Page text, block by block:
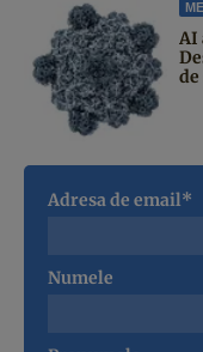
AI
Adresa de email*
Numele